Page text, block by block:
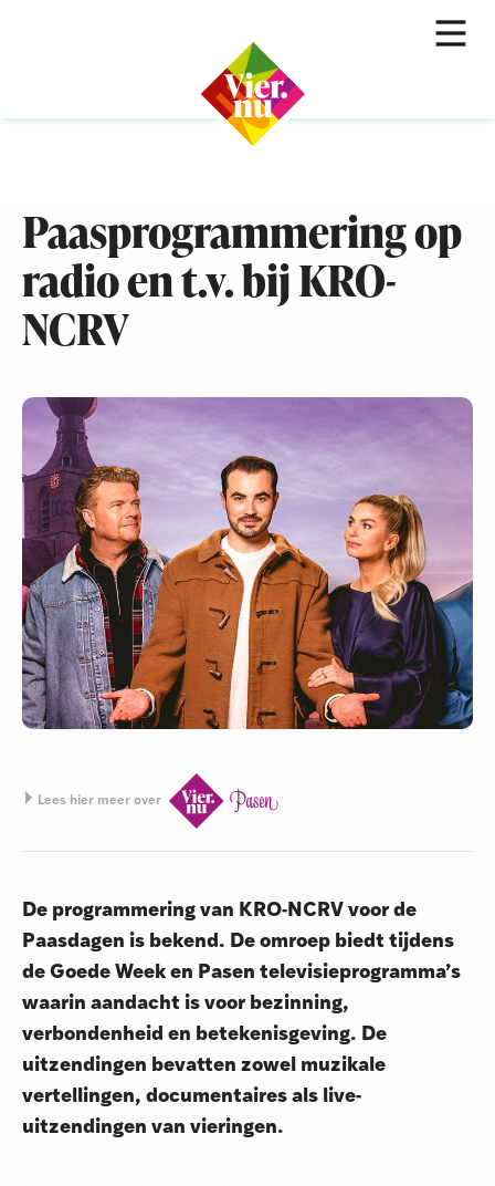
Paasprogrammering op
radio en t.v. bij KRO-
NCRV
Lees hier meer over
De programmering van KRO-NCRV voor de
Paasdagen is bekend. De omroep biedt tijdens
de Goede Week en Pasen televisieprogramma’s
waarin aandacht is voor bezinning,
verbondenheid en betekenisgeving. De
uitzendingen bevatten zowel muzikale
vertellingen, documentaires als live-
uitzendingen van vieringen.